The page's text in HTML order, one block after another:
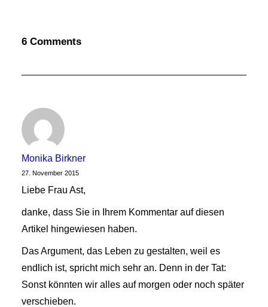
6 Comments
Monika Birkner
27. November 2015
Liebe Frau Ast,
danke, dass Sie in Ihrem Kommentar auf diesen
Artikel hingewiesen haben.
Das Argument, das Leben zu gestalten, weil es
endlich ist, spricht mich sehr an. Denn in der Tat:
Sonst könnten wir alles auf morgen oder noch später
verschieben.